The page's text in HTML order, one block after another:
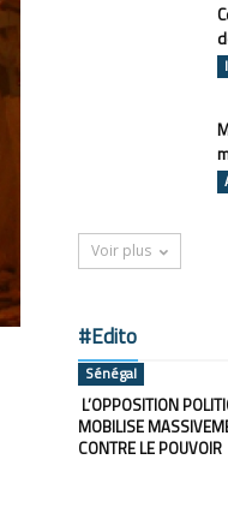
Voir plus
#Edito
Sénégal
L’OPPOSITION
MOBILISE
CONTRE LE POUVOIR